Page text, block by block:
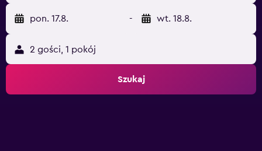
pon. 17.8. - wt. 18.8.
2 gości, 1 pokój
Szukaj